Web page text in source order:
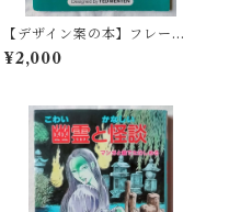
【デザイン案の本】フレー
ム・ボーダーアイデア Read
y-to-Use
¥2,000